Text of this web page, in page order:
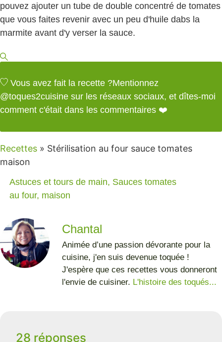
pouvez ajouter un tube de double concentré de tomates
que vous faites revenir avec un peu d'huile dabs la
marmite avant d'y verser la sauce.
Vous avez fait la recette ?Mentionnez
@toques2cuisine sur les réseaux sociaux, et dîtes-moi
comment c'était dans les commentaires ❤️
Recettes » Stérilisation au four sauce tomates
maison
Astuces et tours de main, Sauces tomates
au four, maison
Chantal
Animée d’une passion dévorante pour la
cuisine, j'en suis devenue toquée !
J'espère que ces recettes vous donneront
l'envie de cuisiner. L'histoire des toqués...
28 réponses